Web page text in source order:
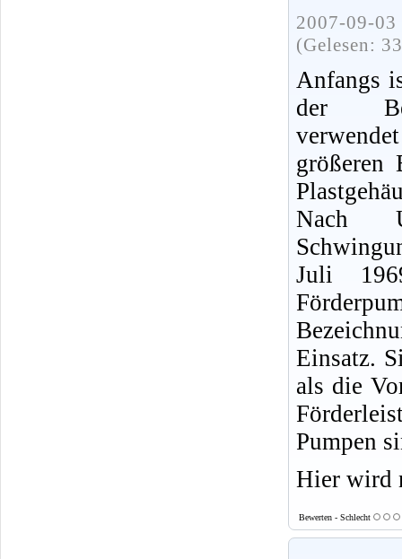
2007-09-
(Gelesen:
Anfangs
der
größeren
Nach
Juli
Einsatz.
als die
Pumpen
Hier wird
Bewerten - Schlecht